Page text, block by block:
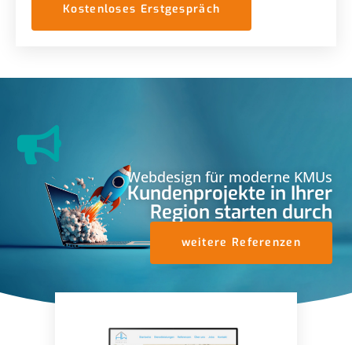
Kostenloses Erstgespräch
Webdesign für moderne KMUs
Kundenprojekte in Ihrer
Region starten durch
weitere Referenzen